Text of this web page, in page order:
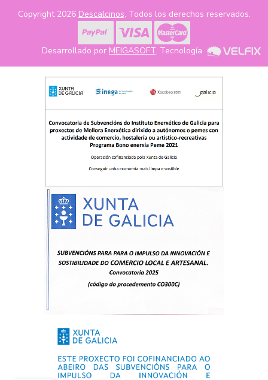
Copyright 2026 Descalcinos. Todos los derechos reservados.
Desarrollado por MEIGASOFT. Tecnología